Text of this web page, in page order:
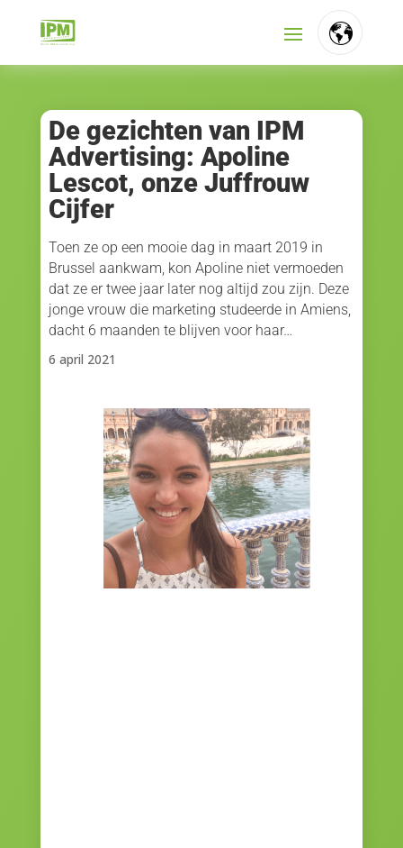
De gezichten van IPM
Advertising: Apoline
Lescot, onze Juffrouw
Cijfer
Toen ze op een mooie dag in maart 2019 in
Brussel aankwam, kon Apoline niet vermoeden
dat ze er twee jaar later nog altijd zou zijn. Deze
jonge vrouw die marketing studeerde in Amiens,
dacht 6 maanden te blijven voor haar…
6 april 2021